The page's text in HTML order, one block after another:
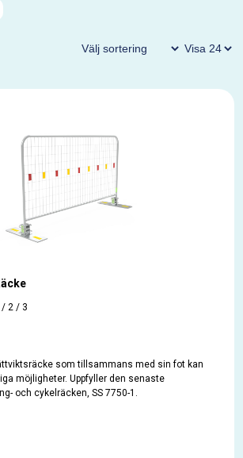
från biltrafik och andra faror. Detta
på hållbarhet och synlighet för att
både stadsmiljöer och landsvägar. Det är
och privata vägprojekt där det finns
/ 2 / 3
som tillsammans med sin fot kan
möjligheter. Uppfyller den senaste
och cykelräcken, SS 7750-1.